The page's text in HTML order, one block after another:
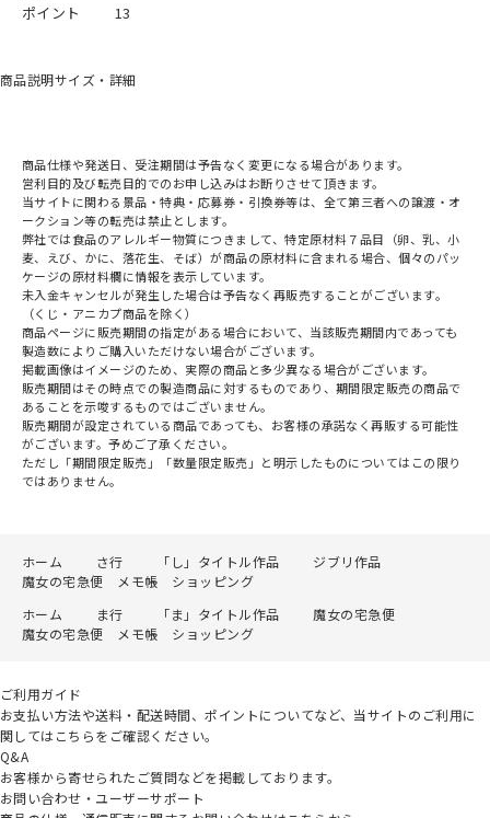
ポイント
13
商品説明サイズ・詳細
商品仕様や発送日、受注期間は予告なく変更になる場合があります。
営利目的及び転売目的でのお申し込みはお断りさせて頂きます。
当サイトに関わる景品・特典・応募券・引換券等は、全て第三者への譲渡・オ
ークション等の転売は禁止とします。
弊社では食品のアレルギー物質につきまして、特定原材料７品目（卵、乳、小
麦、えび、かに、落花生、そば）が商品の原材料に含まれる場合、個々のパッ
ケージの原材料欄に情報を表示しています。
未入金キャンセルが発生した場合は予告なく再販売することがございます。
（くじ・アニカプ商品を除く）
商品ページに販売期間の指定がある場合において、当該販売期間内であっても
製造数によりご購入いただけない場合がございます。
掲載画像はイメージのため、実際の商品と多少異なる場合がございます。
販売期間はその時点での製造商品に対するものであり、期間限定販売の商品で
あることを示唆するものではございません。
販売期間が設定されている商品であっても、お客様の承諾なく再販する可能性
がございます。予めご了承ください。
ただし「期間限定販売」「数量限定販売」と明示したものについてはこの限り
ではありません。
ホーム さ行 「し」タイトル作品
ジブリ作品
魔女の宅急便 メモ帳 ショッピング
ホーム
ま行 「ま」タイトル作品
魔女の宅急便
魔女の宅急便 メモ帳 ショッピング
ご利用ガイド
お支払い方法や送料・配送時間、ポイントについてなど、当サイトのご利用に
関してはこちらをご確認ください。
Q&A
お客様から寄せられたご質問などを掲載しております。
お問い合わせ・ユーザーサポート